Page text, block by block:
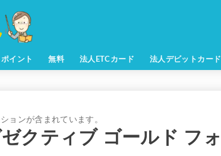
ポイント 無料 法人ETCカード 法人デビットカード
クティブ ゴールド フォ